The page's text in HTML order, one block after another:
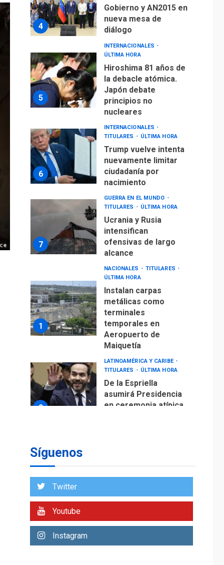
4
Gobierno y AN2015 en
nueva mesa de
diálogo
5
INTERNACIONALES
ÚLTIMA HORA
Hiroshima 81 años de
la debacle atómica.
Japón debate
principios no
nucleares
6
INTERNACIONALES
TITULARES
ÚLTIMA HORA
Trump vuelve intenta
nuevamente limitar
ciudadanía por
nacimiento
7
GUERRA EN EL MUNDO
TITULARES
ÚLTIMA HORA
Ucrania y Rusia
intensifican
ofensivas de largo
alcance
1
NACIONALES
TITULARES
ÚLTIMA HORA
Instalan carpas
metálicas como
terminales
temporales en
Aeropuerto de
Maiquetía
2
LATINOAMÉRICA Y CARIBE
TITULARES
ÚLTIMA HORA
De la Espriella
asumirá Presidencia
en ceremonia atípica
3
de diálogo en
4
POLÍTICA
TITULARES
Gobierno y AN2015 en
diálogo
Síguenos
Twitter
Youtube
Instagram